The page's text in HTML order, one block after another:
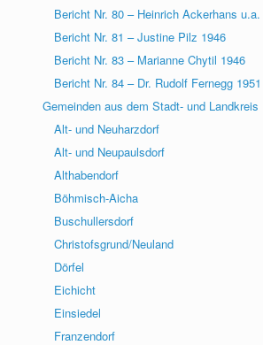
Bericht Nr. 80 – Heinrich Ackerhans
Bericht Nr. 81 – Justine Pilz 1946
Bericht Nr. 83 – Marianne Chytil 1946
Bericht Nr. 84 – Dr. Rudolf Fernegg 1951
Gemeinden aus dem Stadt- und Landkreis
Alt- und Neuharzdorf
Alt- und Neupaulsdorf
Althabendorf
Böhmisch-Aicha
Buschullersdorf
Christofsgrund/Neuland
Dörfel
Eichicht
Einsiedel
Franzendorf